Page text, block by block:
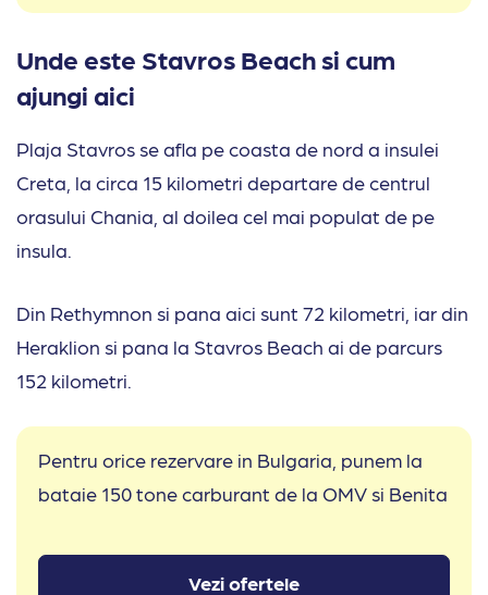
Unde este Stavros Beach si cum
ajungi aici
Plaja Stavros se afla pe coasta de nord a insulei
Creta, la circa 15 kilometri departare de centrul
orasului Chania, al doilea cel mai populat de pe
insula.
Din Rethymnon si pana aici sunt 72 kilometri, iar din
Heraklion si pana la Stavros Beach ai de parcurs
152 kilometri.
Pentru orice rezervare in Bulgaria, punem la
bataie 150 tone carburant de la OMV si Benita
Vezi ofertele